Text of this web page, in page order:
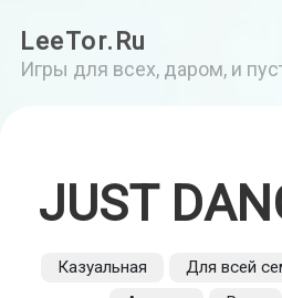
LeeTor.Ru
Игры для всех, даром, и
JUST
Казуальная Для всей